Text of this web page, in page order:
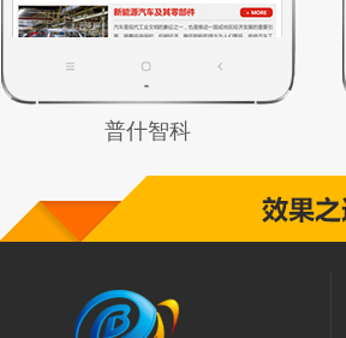
普什智科